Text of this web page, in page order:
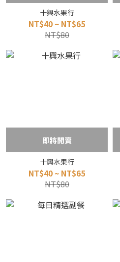
十興水果行
NT$40 ~ NT$65
NT$80
即將開賣
十興水果行
NT$40 ~ NT$65
NT$80